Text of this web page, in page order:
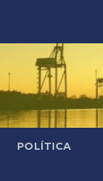
POLÍTICA